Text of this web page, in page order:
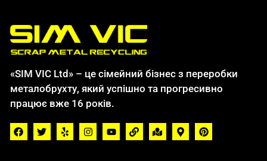
«SIM VIC Ltd» – це сімейний бізнес з переробки
металобрухту, який успішно та прогресивно
працює вже 16 років.